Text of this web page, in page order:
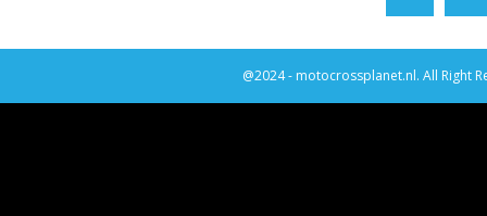
@2024 - motocrossplanet.nl. All Right